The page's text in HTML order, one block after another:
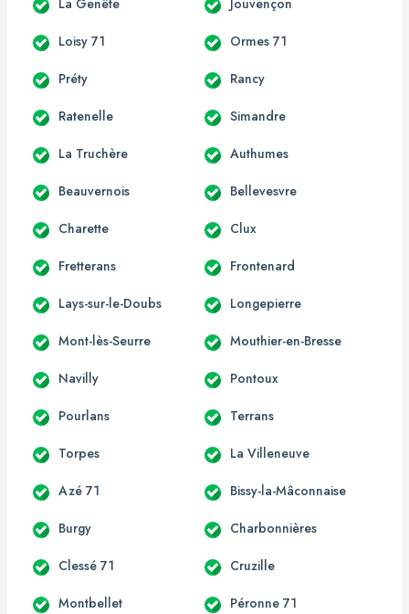
La Genête Jouvençon
Loisy 71 Ormes 71
Préty Rancy
Ratenelle Simandre
La Truchère Authumes
Beauvernois Bellevesvre
Charette Clux
Fretterans Frontenard
Lays-sur-le-Doubs Longepierre
Mont-lès-Seurre Mouthier-en-Bresse
Navilly Pontoux
Pourlans Terrans
Torpes La Villeneuve
Azé 71 Bissy-la-Mâconnaise
Burgy Charbonnières
Clessé 71 Cruzille
Montbellet Péronne 71